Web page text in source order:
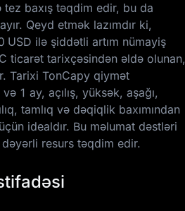
baxış təqdim edir, bu da
Qeyd etmək lazımdır ki,
USD ilə şiddətli artım nümayiş
ticarət tarixçəsindən əldə olunan,
Tarixi TonCapy qiymət
1 ay, açılış, yüksək, aşağı,
tamlıq və dəqiqlik baxımından
idealdır. Bu məlumat dəstləri
resurs təqdim edir.